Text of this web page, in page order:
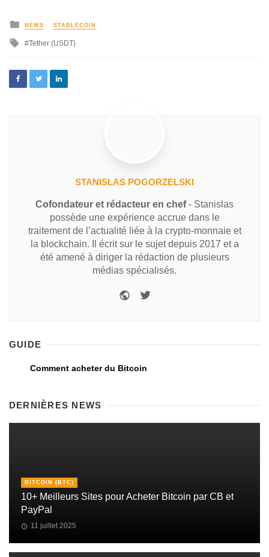
NEWS STABLECOIN
Tether (USDT)
STANISLAS POGORZELSKI
Cofondateur et rédacteur en chef- Stanislas
possède une expérience accrue dans le
traitement de l’actualité liée à la crypto-monnaie et
la blockchain. Il écrit sur le sujet depuis 2017 et a
été amené à diriger la rédaction de plusieurs
médias spécialisés.
GUIDE
Comment acheter du Bitcoin
DERNIÈRES NEWS
BITCOIN (BTC)
10+ Meilleurs Sites pour Acheter Bitcoin par CB et
PayPal
11 juillet 2025